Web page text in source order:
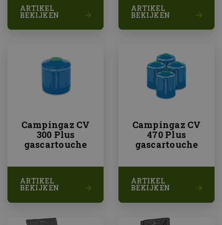
ARTIKEL
BEKIJKEN
ARTIKEL
BEKIJKEN
Campingaz CV
300 Plus
gascartouche
ARTIKEL
BEKIJKEN
Campingaz CV
470 Plus
gascartouche
ARTIKEL
BEKIJKEN